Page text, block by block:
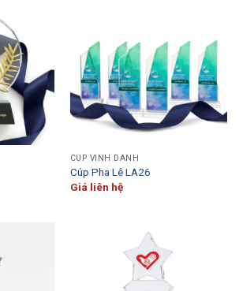
CÚP VINH DANH
Cúp Pha Lê LA26
Giá liên hệ